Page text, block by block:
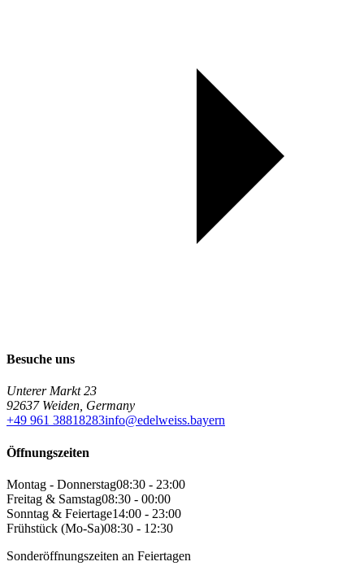
Besuche uns
Unterer Markt 23
92637 Weiden, Germany
+49 961 38818283info@edelweiss.bayern
Öffnungszeiten
Montag - Donnerstag08:30 - 23:00
Freitag & Samstag08:30 - 00:00
Sonntag & Feiertage14:00 - 23:00
Frühstück (Mo-Sa)08:30 - 12:30
Sonderöffnungszeiten an Feiertagen